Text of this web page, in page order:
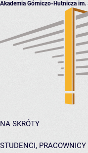
Akademia Górniczo-Hutnicza im.
NA SKRÓTY
STUDENCI, PRACOWNICY